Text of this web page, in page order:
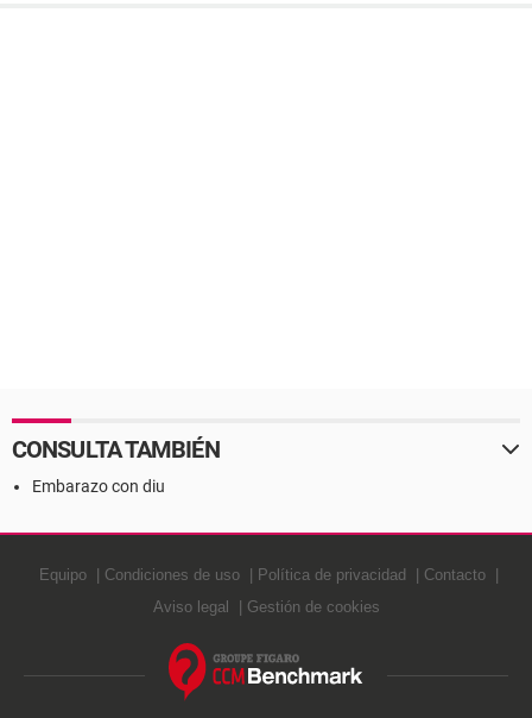
CONSULTA TAMBIÉN
Embarazo con diu
Equipo Condiciones de uso Política de privacidad
Contacto
Aviso legal
Gestión de cookies